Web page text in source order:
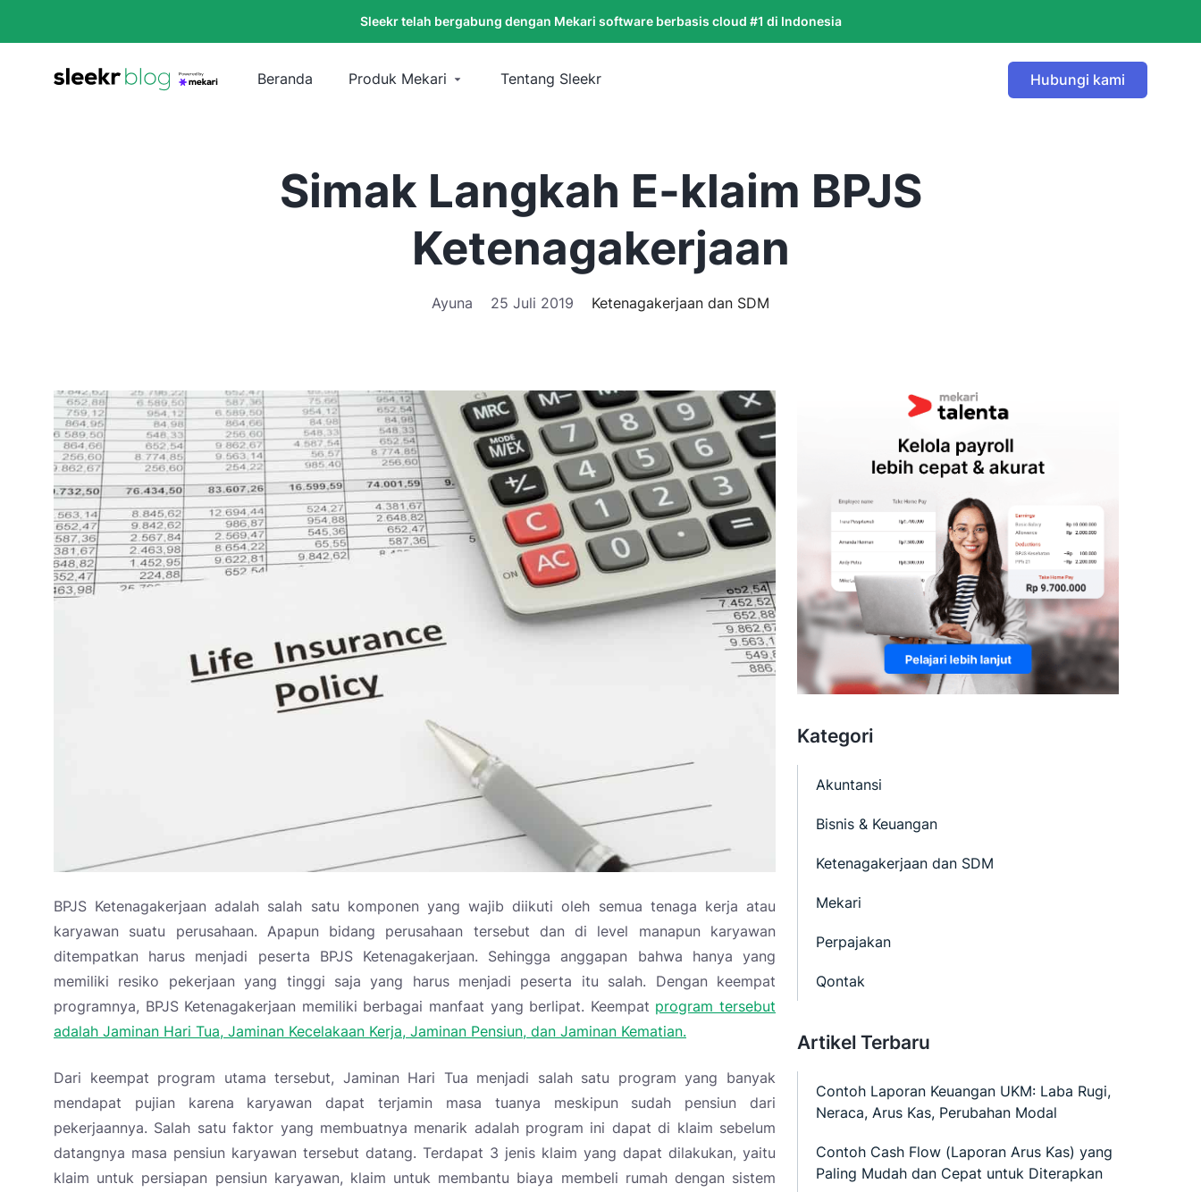
Sleekr telah bergabung dengan Mekari software berbasis cloud #1 di Indonesia
Beranda Produk Mekari Tentang Sleekr Hubungi kami
Simak Langkah E-klaim BPJS
Ketenagakerjaan
Ayuna 25 Juli 2019 Ketenagakerjaan dan SDM
BPJS Ketenagakerjaan adalah salah satu komponen yang wajib diikuti oleh semua tenaga kerja atau
karyawan suatu perusahaan. Apapun bidang perusahaan tersebut dan di level manapun karyawan
ditempatkan harus menjadi peserta BPJS Ketenagakerjaan. Sehingga anggapan bahwa hanya yang
memiliki resiko pekerjaan yang tinggi saja yang harus menjadi peserta itu salah. Dengan keempat
programnya, BPJS Ketenagakerjaan memiliki berbagai manfaat yang berlipat. Keempat program tersebut
adalah Jaminan Hari Tua, Jaminan Kecelakaan Kerja, Jaminan Pensiun, dan Jaminan Kematian.
Dari keempat program utama tersebut, Jaminan Hari Tua menjadi salah satu program yang banyak
mendapat pujian karena karyawan dapat terjamin masa tuanya meskipun sudah pensiun dari
pekerjaannya. Salah satu faktor yang membuatnya menarik adalah program ini dapat di klaim sebelum
datangnya masa pensiun karyawan tersebut datang. Terdapat 3 jenis klaim yang dapat dilakukan, yaitu
klaim untuk persiapan pensiun karyawan, klaim untuk membantu biaya membeli rumah dengan sistem
Kategori
Akuntansi
Bisnis & Keuangan
Ketenagakerjaan dan SDM
Mekari
Perpajakan
Qontak
Artikel Terbaru
Contoh Laporan Keuangan UKM: Laba Rugi,
Neraca, Arus Kas, Perubahan Modal
Contoh Cash Flow (Laporan Arus Kas) yang
Paling Mudah dan Cepat untuk Diterapkan